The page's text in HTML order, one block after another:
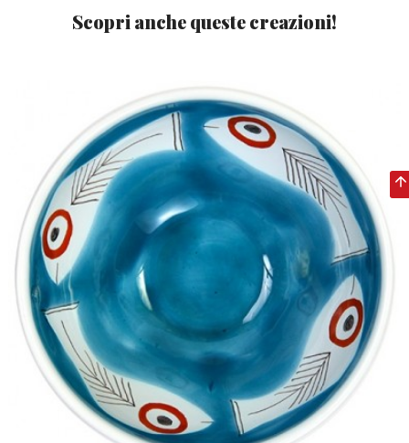
Scopri anche queste creazioni!